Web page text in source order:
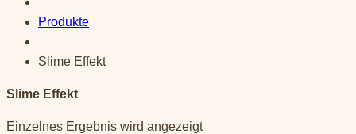
Produkte
Slime Effekt
Slime Effekt
Einzelnes Ergebnis wird angezeigt